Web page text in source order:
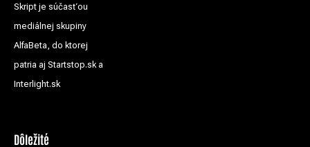
Skript je súčasťou
mediálnej skupiny
AlfaBeta, do ktorej
patria aj Startstop.sk a
Interlight.sk
Dôležité